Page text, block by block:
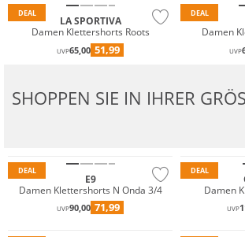
DEAL
LA SPORTIVA
Damen Klettershorts Roots
UVP65,00 51,99
DEAL
Damen
UVP
SHOPPEN SIE IN IHRER
DEAL
E9
Damen Klettershorts N Onda 3/4
UVP90,00 71,99
DEAL
Damen
UVP